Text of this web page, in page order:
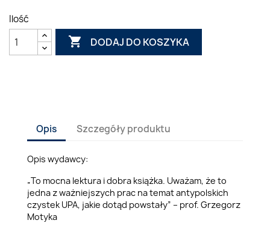
Ilość
 DODAJ DO KOSZYKA
Opis Szczegóły produktu
Opis wydawcy:
„To mocna lektura i dobra książka. Uważam, że to
jedna z ważniejszych prac na temat antypolskich
czystek UPA, jakie dotąd powstały” – prof. Grzegorz
Motyka